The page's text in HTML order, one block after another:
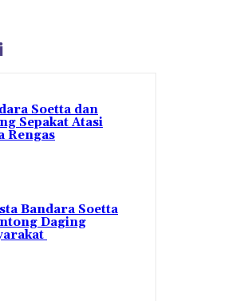
Soetta dan
Sepakat Atasi
Rengas
Bandara Soetta
Daging